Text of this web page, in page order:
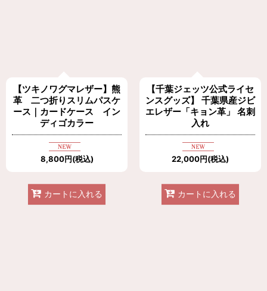
【ツキノワグマレザー】熊
革 二つ折りスリムパスケ
ース｜カードケース イン
ディゴカラー
8,800円(税込)
カートに入れる
【千葉ジェッツ公式ライセ
ンスグッズ】 千葉県産ジビ
エレザー「キョン革」 名刺
入れ
22,000円(税込)
カートに入れる